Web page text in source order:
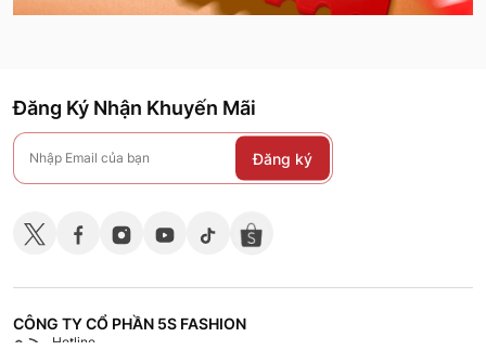
Đăng Ký Nhận Khuyến Mãi
Đăng ký
CÔNG TY CỔ PHẦN 5S FASHION
Hotline